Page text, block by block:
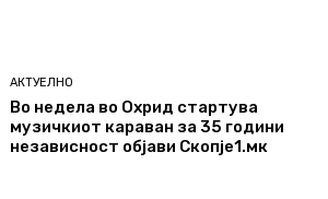
АКТУЕЛНО
Во недела во Охрид стартува
музичкиот караван за 35 години
независност објави Скопје1.мк